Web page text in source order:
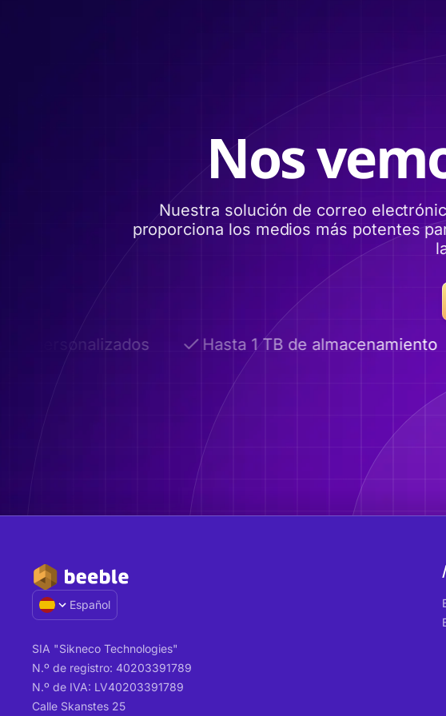
Nos
Nuestra solución de correo
proporciona los medios más potentes
personalizados Hasta 1 TB de almacenamiento
Español
SIA "Sikneco Technologies"
N.º de registro: 40203391789
N.º de IVA: LV40203391789
Calle Skanstes 25